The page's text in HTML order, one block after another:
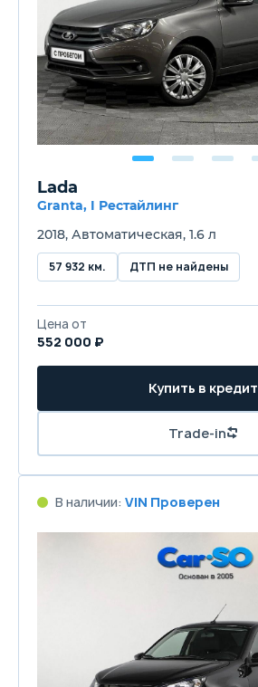
Lada
Granta, I Рестайлинг
2018, Автоматическая, 1.6 л
57 932 км. ДТП не найдены
Цена от
552 000 ₽
Купить в кредит
Trade-in
В наличии: VIN Проверен